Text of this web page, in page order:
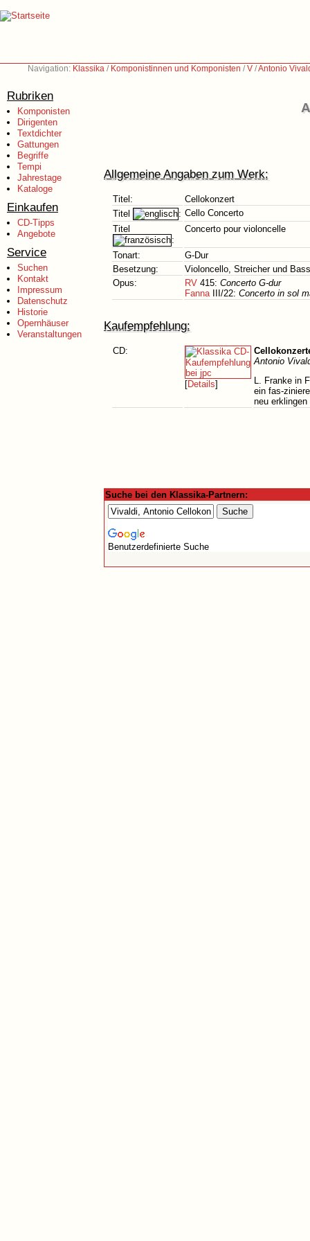
Navigation: Klassika / Komponistinnen und Komponisten /V /Antonio
Rubriken
Komponisten
Dirigenten
Textdichter
Gattungen
Begriffe
Tempi
Jahrestage
Kataloge
Einkaufen
CD-Tipps
Angebote
Service
Suchen
Kontakt
Impressum
Datenschutz
Historie
Opernhäuser
Veranstaltungen
Allgemeine Angaben zum Werk:
Titel:
Cellokonzert
Titel
: Cello Concerto
Titel
:
Concerto pour violoncelle
Tonart:
G-Dur
Besetzung:
Violoncello, Streicher und
Opus:
RV 415: Concerto G-dur
FannaIII/22: Concerto in sol
Kaufempfehlung:
CD:
[Details]
Antonio
L. Franke in
ein fas-
neu
Suche bei den Klassika-Partnern:
Benutzerdefinierte Suche